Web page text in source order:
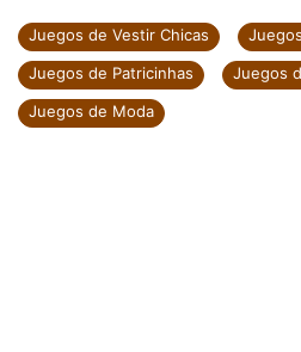
Juegos de Vestir Chicas
Juegos de Patricinhas
Juegos
Juegos de Moda